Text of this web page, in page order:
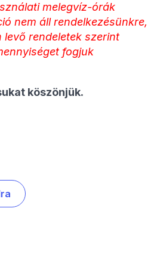
melegvíz-órák
nem áll rendelkezésünkre,
levő rendeletek szerint
fogjuk
köszönjük.